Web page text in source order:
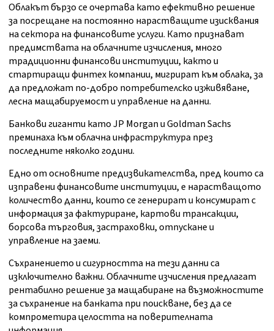
Облакът бързо се очертава като ефективно решение
за посрещане на постоянно нарастващите изисквания
на сектора на финансовите услуги. Като признават
предимствата на облачните изчисления, много
традиционни финансови институции, както и
стартиращи финтех компании, мигрират към облака, за
да предложат по-добро потребителско изживяване,
лесна мащабируемост и управление на данни.
Банкови гиганти като JP Morgan и Goldman Sachs
преминаха към облачна инфраструктура през
последните няколко години.
Едно от основните предизвикателства, пред които са
изправени финансовите институции, е нарастващото
количество данни, които се генерират и консумират с
информация за фактуриране, картови трансакции,
борсова търговия, застраховки, отпускане и
управление на заеми.
Съхранението и сигурността на тези данни са
изключително важни. Облачните изчисления предлагат
рентабилно решение за мащабиране на възможностите
за съхранение на банката при поискване, без да се
компрометира целостта на поверителната